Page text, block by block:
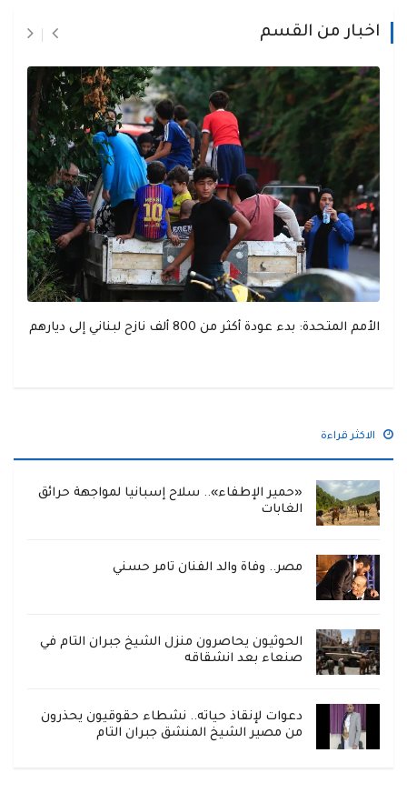
اخبار من القسم
الأمم المتحدة: بدء عودة أكثر من 800 ألف نازح لبناني إلى ديارهم
الاكثر قراءة
«حمير الإطفاء».. سلاح إسبانيا لمواجهة حرائق
الغابات
مصر.. وفاة والد الفنان تامر حسني
الحوثيون يحاصرون منزل الشيخ جبران التام في
صنعاء بعد انشقاقه
دعوات لإنقاذ حياته.. نشطاء حقوقيون يحذرون
من مصير الشيخ المنشق جبران التام